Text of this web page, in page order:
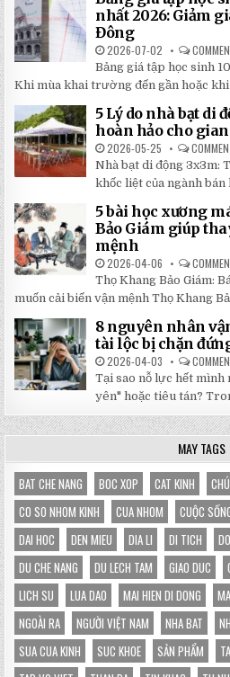
nhất 2026: Giảm
Đông
2026-07-02
Bảng giá tập học sinh
Khi mùa khai trường đến gần hoặc khi
5 Lý do nhà bạt di
hoàn hảo cho
2026-05-25
Nhà bạt di động 3x3m:
khốc liệt của ngành bán
5 bài học xương
Bảo Giám giúp
mệnh
2026-04-06
Thọ Khang Bảo Giám:
muốn cải biến vận mệnh Thọ Khang
8 nguyên nhân
tài lộc bị chặn
2026-04-03
Tại sao nỗ lực hết
yên" hoặc tiêu tán?
MAY TAGS
BAT CHE NANG BOC XOP CAT KINH
CO SO NHOM KINH
CUA NHOM CUỘC
DAI HOC
DEN MIEU DIA LI DI TICH
DU CHE NANG
DU LECH TAM GIAO DUC
LICH SU
LUA DAO MAI HIEN DI DONG
NGOÀI RA
NGƯỜI VIỆT NAM NHA BAT
SUA CUA KINH
SUC KHOE SẢN PHẨM